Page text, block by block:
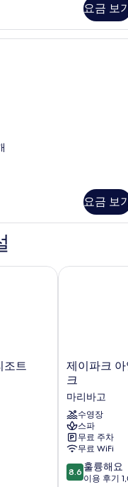
요금 보
주니어 스위트 | 1 개의 침실, 미
요금 보
조트
제
이
파
크
아
일
랜
드
리
조
제이파크
크
마리바고
수영장
스파
무료 주차
무료 WiFi
10
점
8.6 훌륭해요
이용 후기
제이파크 아